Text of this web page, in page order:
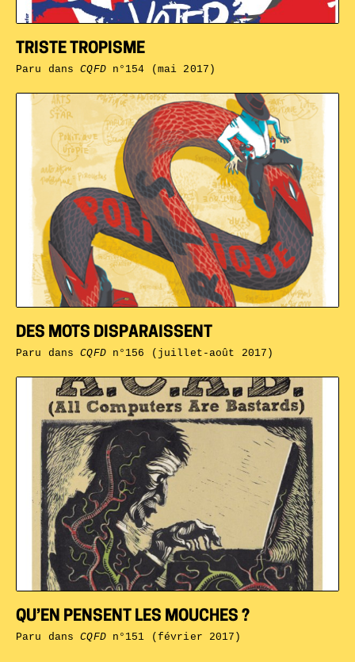
QU’EN PENSENT LES MOUCHES ?
Paru dansCQFDn°151 (février 2017)
DES MOTS DISPARAISSENT
Paru dansCQFDn°156 (juillet-août 2017)
TRISTE TROPISME
Paru dansCQFDn°154 (mai 2017)